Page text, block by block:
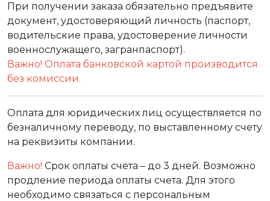
При получении заказа обязательно предъявите
документ, удостоверяющий личность (паспорт,
водительские права, удостоверение личности
военнослужащего, загранпаспорт).
Важно! Оплата банковской картой производится
без комиссии.
Оплата для юридических лиц осуществляется по
безналичному переводу, по выставленному счету
на реквизиты компании.
Важно! Срок оплаты счета – до 3 дней. Возможно
продление периода оплаты счета. Для этого
необходимо связаться с персональным